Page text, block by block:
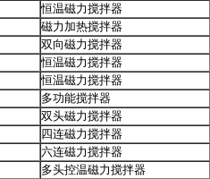
恒温磁力搅拌器
磁力加热搅拌器
双向磁力搅拌器
恒温磁力搅拌器
恒温磁力搅拌器
多功能搅拌器
双头磁力搅拌器
四连磁力搅拌器
六连磁力搅拌器
多头控温磁力搅拌器